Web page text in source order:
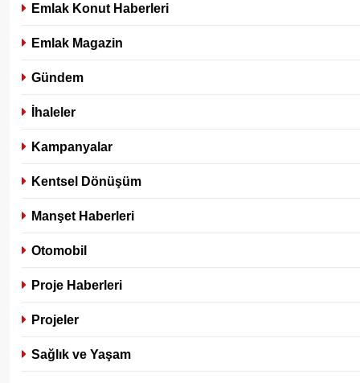
Emlak Konut Haberleri
Emlak Magazin
Gündem
İhaleler
Kampanyalar
Kentsel Dönüşüm
Manşet Haberleri
Otomobil
Proje Haberleri
Projeler
Sağlık ve Yaşam